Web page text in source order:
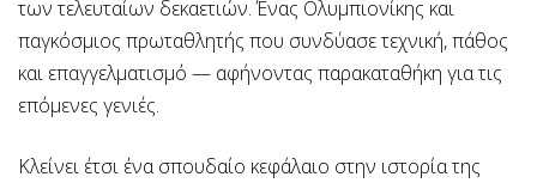
των τελευταίων δεκαετιών. Ένας Ολυμπιονίκης και
παγκόσμιος πρωταθλητής που συνδύασε τεχνική, πάθος
και επαγγελματισμό — αφήνοντας παρακαταθήκη για τις
επόμενες γενιές.
Κλείνει έτσι ένα σπουδαίο κεφάλαιο στην ιστορία της